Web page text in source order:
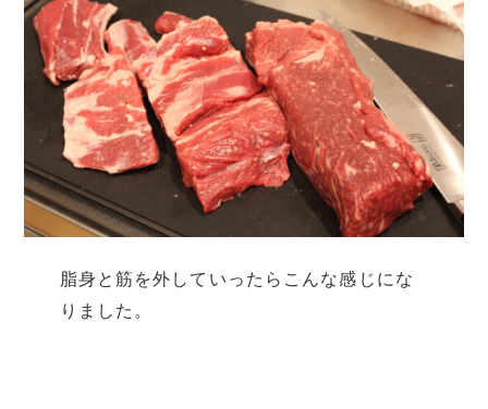
脂身と筋を外していったらこんな感じにな
りました。